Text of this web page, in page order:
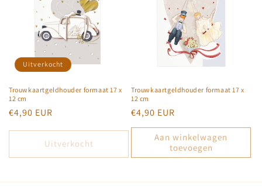
Uitverkocht
Trouwkaartgeldhouder formaat 17 x
12 cm
Normale
€4,90 EUR
Uitverkocht
Trouwkaartgeldhouder formaat 17 x
12 cm
Normale
prijs
€4,90 EUR
Aan winkelwagen
toevoegen